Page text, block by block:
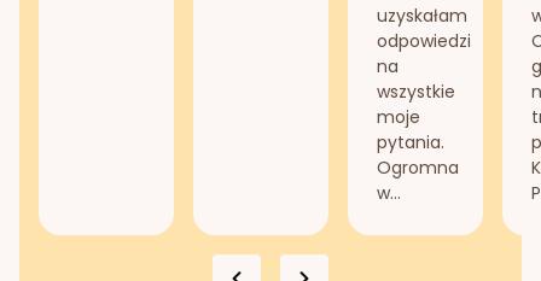
uzyskałam
odpowiedzi
na
wszystkie
moje
pytania.
Ogromna
w...